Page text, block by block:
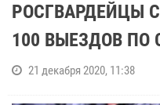
РОСГВАРДЕЙЦЫ
100 ВЫЕЗДОВ ПО
21 декабря 2020, 11:38